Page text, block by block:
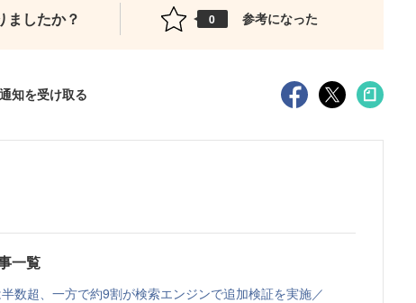
ましたか？ 0 参考になった
知を受け取る
一覧
数超、一方で約9割が検索エンジンで追加検証を実施／